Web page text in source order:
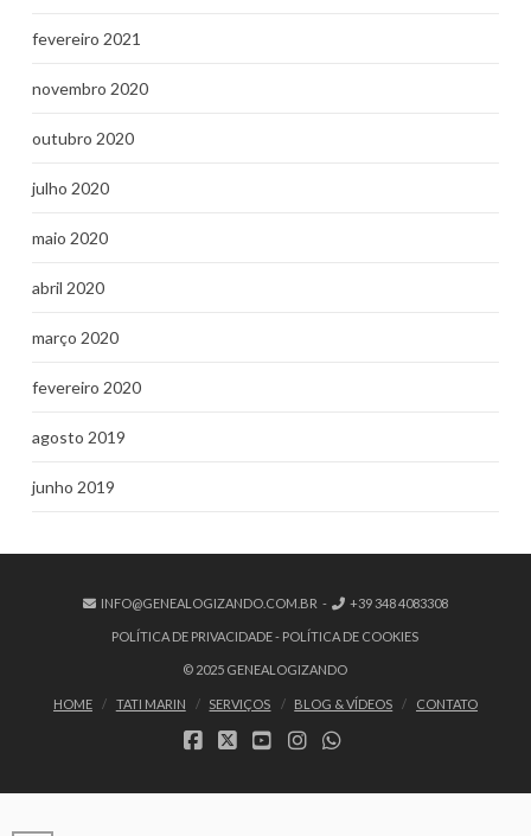
fevereiro 2021
novembro 2020
outubro 2020
julho 2020
maio 2020
abril 2020
março 2020
fevereiro 2020
agosto 2019
junho 2019
INFO@GENEALOGIZANDO.COM.BR - +39 348 4083308
POLÍTICA DE PRIVACIDADE- POLÍTICA DE COOKIES
© 2025 GENEALOGIZANDO
HOME TATI MARIN SERVIÇOS BLOG & VÍDEOS CONTATO